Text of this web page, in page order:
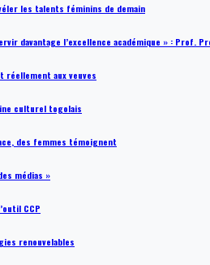
les talents féminins de demain
davantage l’excellence académique » : Prof.
réellement aux veuves
culturel togolais
des femmes témoignent
médias »
CCP
renouvelables